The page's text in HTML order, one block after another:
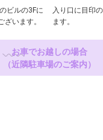
ビルの3Fに
ざいます。
入り口に目印
ます。
お車でお越しの場合
（近隣駐車場のご案内）